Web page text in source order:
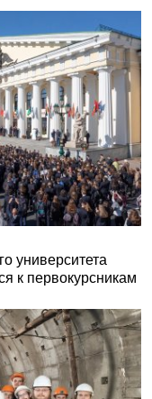
университета
к первокурсникам